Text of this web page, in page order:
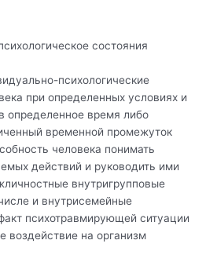
состояния
психологические
при определенных условиях и
определенное время либо
временной промежуток
человека понимать
действий и руководить ими
внутригрупповые
и внутрисемейные
психотравмирующей ситуации
воздействие на организм